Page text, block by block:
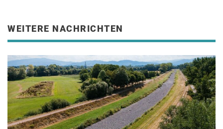
WEITERE NACHRICHTEN